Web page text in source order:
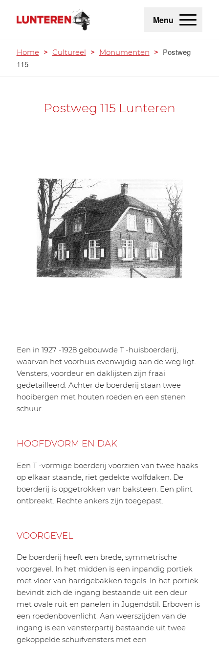
Menu
Home > Cultureel > Monumenten > Postweg
115
Postweg 115 Lunteren
Een in 1927 -1928 gebouwde T -huisboerderij,
waarvan het voorhuis evenwijdig aan de weg ligt.
Vensters, voordeur en daklijsten zijn fraai
gedetailleerd. Achter de boerderij staan twee
hooibergen met houten roeden en een stenen
schuur.
HOOFDVORM EN DAK
Een T -vormige boerderij voorzien van twee haaks
op elkaar staande, riet gedekte wolfdaken. De
boerderij is opgetrokken van baksteen. Een plint
ontbreekt. Rechte ankers zijn toegepast.
VOORGEVEL
De boerderij heeft een brede, symmetrische
voorgevel. In het midden is een inpandig portiek
met vloer van hardgebakken tegels. In het portiek
bevindt zich de ingang bestaande uit een deur
met ovale ruit en panelen in Jugendstil. Erboven is
een roedenbovenlicht. Aan weerszijden van de
ingang is een vensterpartij bestaande uit twee
gekoppelde schuifvensters met een